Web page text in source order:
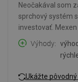
Neočakával som
sprchový systém
investovať. Mexen
Výhody
Ukážte